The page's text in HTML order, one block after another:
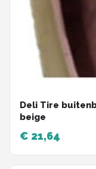
Deli Tire
beige
€ 21,64